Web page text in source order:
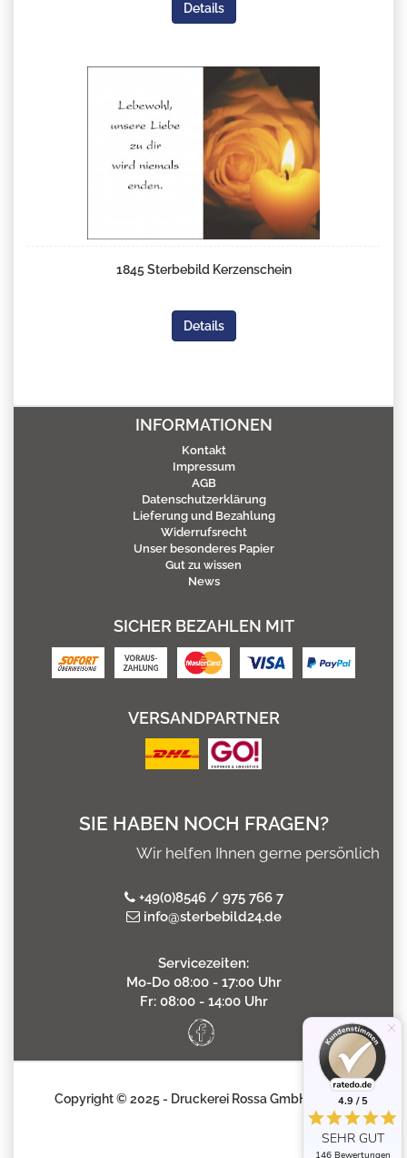
Details
1845 Sterbebild Kerzenschein
Details
INFORMATIONEN
Kontakt
Impressum
AGB
Datenschutzerklärung
Lieferung und Bezahlung
Widerrufsrecht
Unser besonderes Papier
Gut zu wissen
News
SICHER BEZAHLEN MIT
VERSANDPARTNER
SIE HABEN NOCH FRAGEN?
Wir helfen Ihnen gerne persönlich
+49(0)8546 / 975 766 7
info@sterbebild24.de
Servicezeiten:
Mo-Do 08:00 - 17:00 Uhr
Fr: 08:00 - 14:00 Uhr
Copyright © 2025 - Druckerei Rossa GmbH 4.9 / 5
SEHR GUT
146 Bewertungen